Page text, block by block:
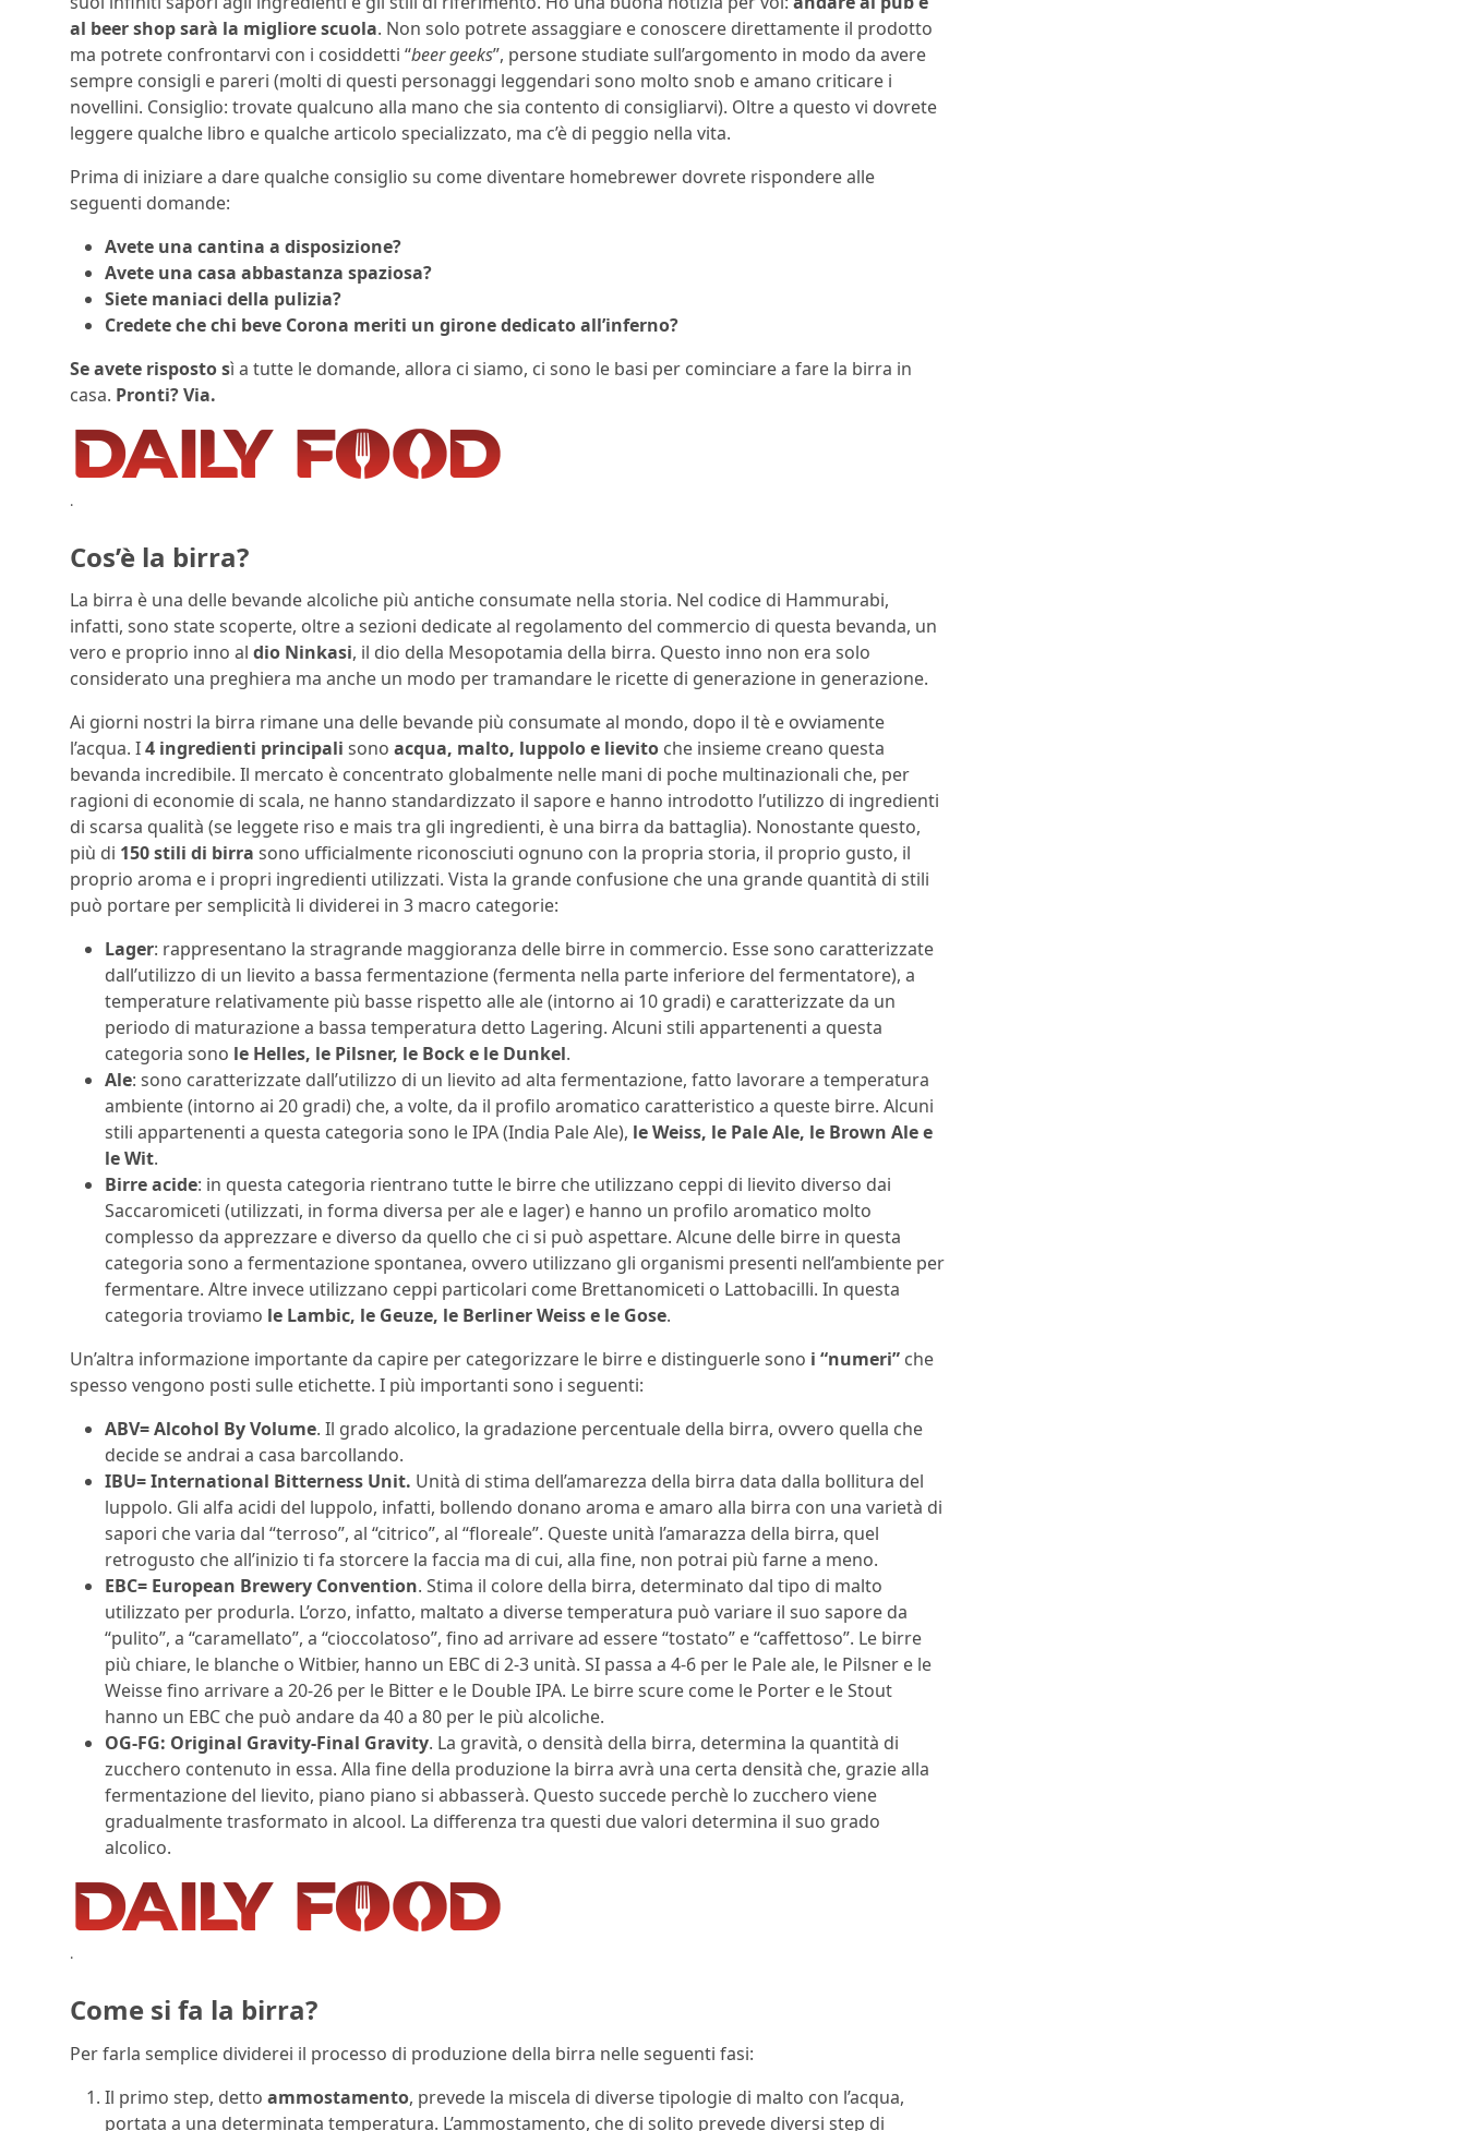
al beer shop sarà la migliore scuola. Non solo potrete assaggiare e conoscere direttamente il prodotto
ma potrete confrontarvi con i cosiddetti “beer geeks”, persone studiate sull’argomento in modo da avere
sempre consigli e pareri (molti di questi personaggi leggendari sono molto snob e amano criticare i
novellini. Consiglio: trovate qualcuno alla mano che sia contento di consigliarvi). Oltre a questo vi dovrete
leggere qualche libro e qualche articolo specializzato, ma c’è di peggio nella vita.
Prima di iniziare a dare qualche consiglio su come diventare homebrewer dovrete rispondere alle
seguenti domande:
Avete una cantina a disposizione?
Avete una casa abbastanza spaziosa?
Siete maniaci della pulizia?
Credete che chi beve Corona meriti un girone dedicato all’inferno?
Se avete risposto sì a tutte le domande, allora ci siamo, ci sono le basi per cominciare a fare la birra in
casa. Pronti? Via.
.
Cos’è la birra?
La birra è una delle bevande alcoliche più antiche consumate nella storia. Nel codice di Hammurabi,
infatti, sono state scoperte, oltre a sezioni dedicate al regolamento del commercio di questa bevanda, un
vero e proprio inno al dio Ninkasi, il dio della Mesopotamia della birra. Questo inno non era solo
considerato una preghiera ma anche un modo per tramandare le ricette di generazione in generazione.
Ai giorni nostri la birra rimane una delle bevande più consumate al mondo, dopo il tè e ovviamente
l’acqua. I4 ingredienti principali sono acqua, malto, luppolo e lievito che insieme creano questa
bevanda incredibile. Il mercato è concentrato globalmente nelle mani di poche multinazionali che, per
ragioni di economie di scala, ne hanno standardizzato il sapore e hanno introdotto l’utilizzo di ingredienti
di scarsa qualità (se leggete riso e mais tra gli ingredienti, è una birra da battaglia). Nonostante questo,
più di 150 stili di birra sono ufficialmente riconosciuti ognuno con la propria storia, il proprio gusto, il
proprio aroma e i propri ingredienti utilizzati. Vista la grande confusione che una grande quantità di stili
può portare per semplicità li dividerei in 3 macro categorie:
Lager: rappresentano la stragrande maggioranza delle birre in commercio. Esse sono caratterizzate
dall’utilizzo di un lievito a bassa fermentazione (fermenta nella parte inferiore del fermentatore), a
temperature relativamente più basse rispetto alle ale (intorno ai 10 gradi) e caratterizzate da un
periodo di maturazione a bassa temperatura detto Lagering. Alcuni stili appartenenti a questa
categoria sono le Helles, le Pilsner, le Bock e le Dunkel.
Ale: sono caratterizzate dall’utilizzo di un lievito ad alta fermentazione, fatto lavorare a temperatura
ambiente (intorno ai 20 gradi) che, a volte, da il profilo aromatico caratteristico a queste birre. Alcuni
stili appartenenti a questa categoria sono le IPA (India Pale Ale), le Weiss, le Pale Ale, le Brown Ale e
le Wit.
Birre acide: in questa categoria rientrano tutte le birre che utilizzano ceppi di lievito diverso dai
Saccaromiceti (utilizzati, in forma diversa per ale e lager) e hanno un profilo aromatico molto
complesso da apprezzare e diverso da quello che ci si può aspettare. Alcune delle birre in questa
categoria sono a fermentazione spontanea, ovvero utilizzano gli organismi presenti nell’ambiente per
fermentare. Altre invece utilizzano ceppi particolari come Brettanomiceti o Lattobacilli. In questa
categoria troviamo le Lambic, le Geuze, le Berliner Weiss e le Gose.
Un’altra informazione importante da capire per categorizzare le birre e distinguerle sono i “numeri” che
spesso vengono posti sulle etichette. I più importanti sono i seguenti:
ABV= Alcohol By Volume. Il grado alcolico, la gradazione percentuale della birra, ovvero quella che
decide se andrai a casa barcollando.
IBU= International Bitterness Unit. Unità di stima dell’amarezza della birra data dalla bollitura del
luppolo. Gli alfa acidi del luppolo, infatti, bollendo donano aroma e amaro alla birra con una varietà di
sapori che varia dal “terroso”, al “citrico”, al “floreale”. Queste unità l’amarazza della birra, quel
retrogusto che all’inizio ti fa storcere la faccia ma di cui, alla fine, non potrai più farne a meno.
EBC= European Brewery Convention. Stima il colore della birra, determinato dal tipo di malto
utilizzato per produrla. L’orzo, infatto, maltato a diverse temperatura può variare il suo sapore da
“pulito”, a “caramellato”, a “cioccolatoso”, fino ad arrivare ad essere “tostato” e “caffettoso”. Le birre
più chiare, le blanche o Witbier, hanno un EBC di 2-3 unità. SI passa a 4-6 per le Pale ale, le Pilsner e le
Weisse fino arrivare a 20-26 per le Bitter e le Double IPA. Le birre scure come le Porter e le Stout
hanno un EBC che può andare da 40 a 80 per le più alcoliche.
OG-FG: Original Gravity-Final Gravity. La gravità, o densità della birra, determina la quantità di
zucchero contenuto in essa. Alla fine della produzione la birra avrà una certa densità che, grazie alla
fermentazione del lievito, piano piano si abbasserà. Questo succede perchè lo zucchero viene
gradualmente trasformato in alcool. La differenza tra questi due valori determina il suo grado
alcolico.
.
Come si fa la birra?
Per farla semplice dividerei il processo di produzione della birra nelle seguenti fasi:
Il primo step, detto ammostamento, prevede la miscela di diverse tipologie di malto con l’acqua,
portata a una determinata temperatura. L’ammostamento, che di solito prevede diversi step di